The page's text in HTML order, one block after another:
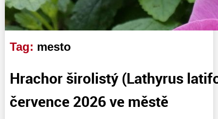
Komerčné blogy
Tag: mesto
Hrachor širolistý (Lathyrus
července 2026 ve městě